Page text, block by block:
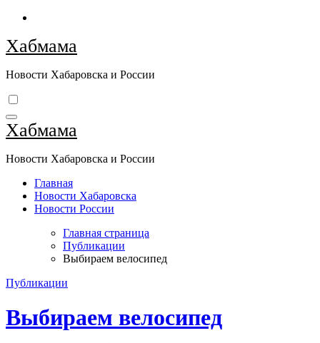
Перейти
содержимому
Хабмама
Новости Хабаровска и России
Хабмама
Новости Хабаровска и России
Главная
Новости Хабаровска
Новости России
Главная страница
Публикации
Выбираем велосипед
Публикации
Выбираем велосипед